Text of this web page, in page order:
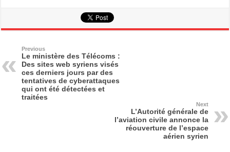
b
o
o
k
d
o
n
ail ar
Previous
Le ministère des Télécoms :
Des sites web syriens visés
ces derniers jours par des
tentatives de cyberattaques
qui ont été détectées et
traitées
Next
L’Autorité générale de
l’aviation civile annonce la
réouverture de l’espace
aérien syrien